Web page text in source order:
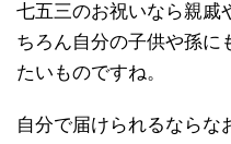
七五三のお祝いなら親戚
ちろん自分の子供や孫に
たいものですね。
自分で届けられるならな